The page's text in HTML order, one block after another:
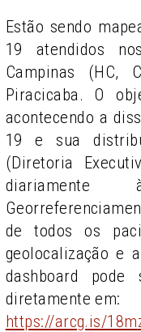
Estão sendo
19 atendidos
Campinas (HC,
Piracicaba. O
acontecendo a
19 e sua
(Diretoria
diariamente
de todos os
geolocalização e
dashboard pode
diretamente em:
https://arcg.is/